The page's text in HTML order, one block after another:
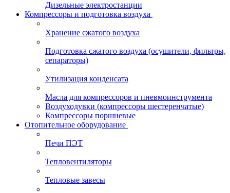
Дизельные электростанции
Компрессоры и подготовка воздуха
Хранение сжатого воздуха
Подготовка сжатого воздуха (осушители, фильтры,
сепараторы)
Утилизация конденсата
Масла для компрессоров и пневмоинструмента
Воздуходувки (компрессоры шестеренчатые)
Компрессоры поршневые
Отопительное оборудование
Печи ПЭТ
Тепловентиляторы
Тепловые завесы